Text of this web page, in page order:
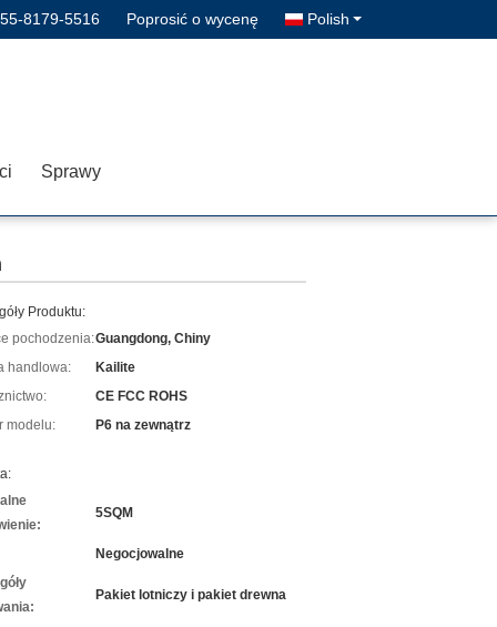
8179-5516 Poprosić o wycenę Polish
Sprawy
Produktu:
pochodzenia:Guangdong, Chiny
handlowa:
Kailite
CE FCC ROHS
modelu:
P6 na zewnątrz
5SQM
Negocjowalne
Pakiet lotniczy i pakiet drewna